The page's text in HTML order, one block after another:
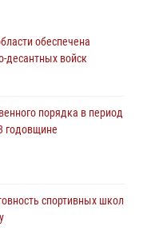
Росгвардии к новому
охраны Росгвардии
Всероссийском
условное
обеспечена
десантных войск
порядка в период
годовщине
спортивных школ